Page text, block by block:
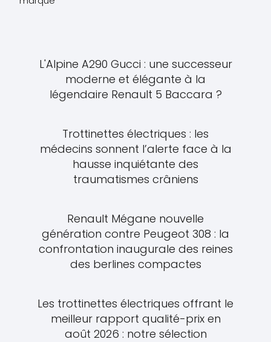
L'Alpine A290 Gucci : une successeur
moderne et élégante à la
légendaire Renault 5 Baccara ?
Trottinettes électriques : les
médecins sonnent l’alerte face à la
hausse inquiétante des
traumatismes crâniens
Renault Mégane nouvelle
génération contre Peugeot 308 : la
confrontation inaugurale des reines
des berlines compactes
Les trottinettes électriques offrant le
meilleur rapport qualité-prix en
août 2026 : notre sélection